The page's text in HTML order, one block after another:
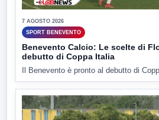
7 AGOSTO 2026
SPORT BENEVENTO
Benevento Calcio: Le scelte di
debutto di Coppa Italia
Il Benevento è pronto al debutto di